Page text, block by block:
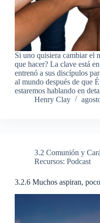
Si uno quisiera cambiar el
que hacer? La clave está
entrenó a sus discípulos
al mundo después de que
estaremos hablando en
Henry Clay
3.2 Comunión y
Recursos: Podcast
3.2.6 Muchos aspiran,